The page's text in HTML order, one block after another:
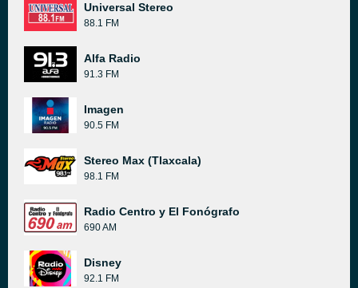
Universal Stereo
88.1 FM
Alfa Radio
91.3 FM
Imagen
90.5 FM
Stereo Max (Tlaxcala)
98.1 FM
Radio Centro y El Fonógrafo
690 AM
Disney
92.1 FM